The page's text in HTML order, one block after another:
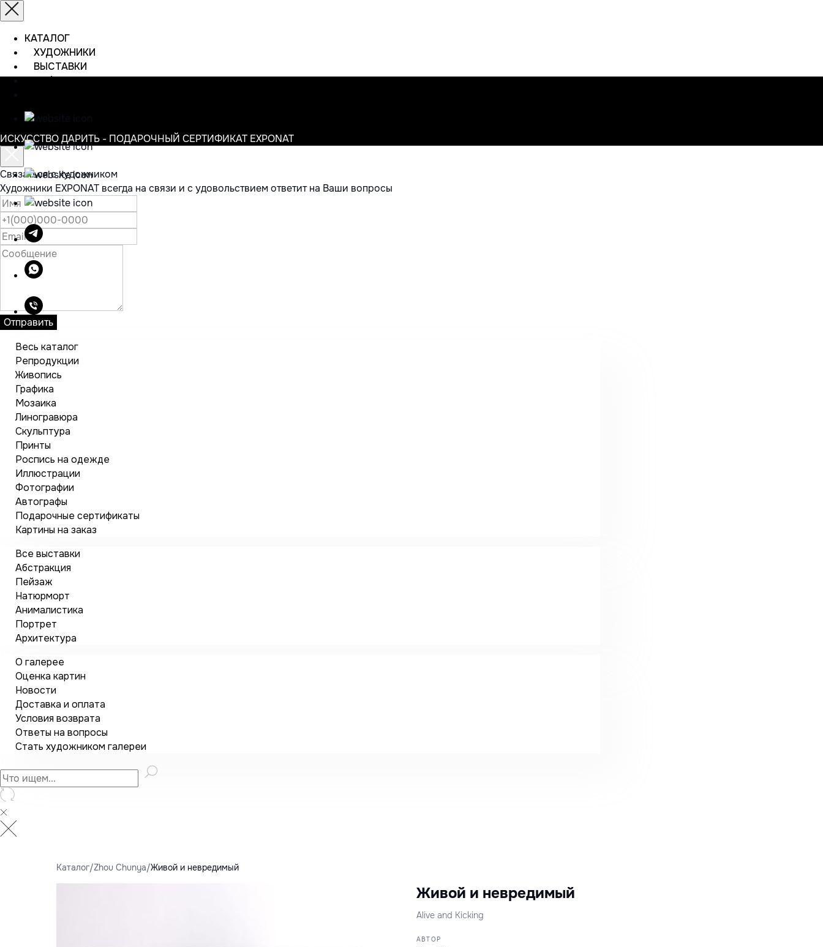
КАТАЛОГ
ХУДОЖНИКИ
ВЫСТАВКИ
ИНФОРМАЦИЯ
ИСКУССТВО ДАРИТЬ - ПОДАРОЧНЫЙ СЕРТИФИКАТ EXPONAT
Связаться с художником
Художники EXPONAT всегда на связи и с удовольствием ответит на Ваши вопросы
Отправить
Весь каталог
Репродукции
Живопись
Графика
Мозаика
Линогравюра
Скульптура
Принты
Роспись на одежде
Иллюстрации
Фотографии
Автографы
Подарочные сертификаты
Картины на заказ
Все выставки
Абстракция
Пейзаж
Натюрморт
Анималистика
Портрет
Архитектура
О галерее
Оценка картин
Новости
Доставка и оплата
Условия возврата
Ответы на вопросы
Стать художником галереи
Каталог/Zhou Chunya/Живой и невредимый
Живой и невредимый
Alive and Kicking
АВТОР